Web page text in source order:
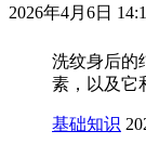
2026年4月6日
洗纹身后的
素，以及它
基础知识